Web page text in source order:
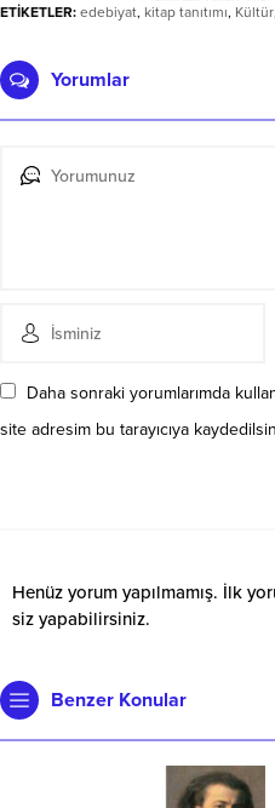
ETİKETLER: edebiyat, kitap tanıtımı, Kültür,
Yorumlar
Daha sonraki yorumlarımda
site adresim bu tarayıcıya
Henüz yorum yapılmamış. İlk
siz yapabilirsiniz.
Benzer Konular